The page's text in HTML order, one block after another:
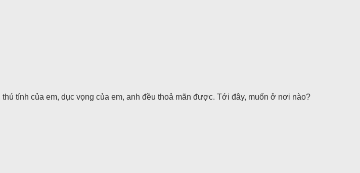
tính của em, dục vọng của em, anh đều thoả mãn được. Tới đây, muốn ở nơi nào?